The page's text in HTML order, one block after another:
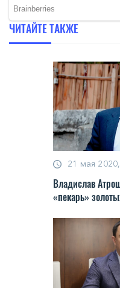
ЧИТАЙТЕ ТАКЖЕ
21 мая
Владислав
«пекарь»